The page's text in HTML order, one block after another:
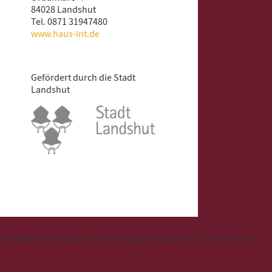
84028 Landshut
Tel. 0871 31947480
www.haus-int.de
Gefördert durch die Stadt
Landshut
jedoch Funktionen, die ein Login erfordern, nicht mehr zur